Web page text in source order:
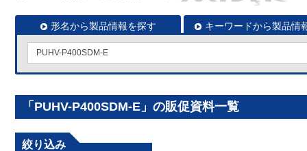
形名から製品情報を探す キーワードから製品情
「PUHV-P400SDM-E」の販促資料一覧
絞り込み